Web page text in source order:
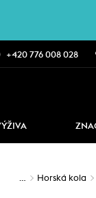
+420 776 008 028
… Horská kola